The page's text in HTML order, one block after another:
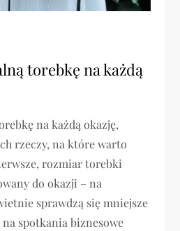
torebkę na każdą
na każdą okazję,
rzeczy, na które warto
rozmiar torebki
do okazji – na
sprawdzą się mniejsze
na spotkania biznesowe